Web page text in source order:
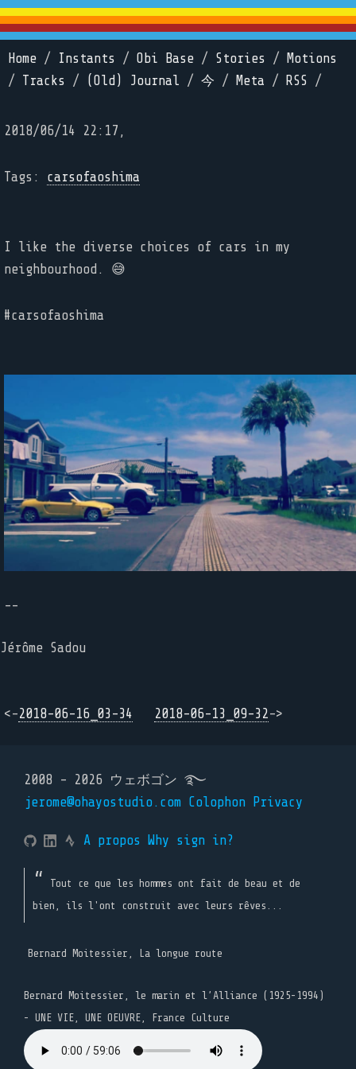
Home / Instants / Obi Base / Stories /
Motions
/ Tracks / (Old) Journal / 今 / Meta / RSS /
2018/06/14 22:17,
Tags: carsofaoshima
I like the diverse choices of cars in my
neighbourhood. 😅
#carsofaoshima
--
Jérôme Sadou
<-2018-06-16_03-34 2018-06-13_09-32->
2008 - 2026 ウェボゴン ࿐
jerome@ohayostudio.com Colophon Privacy
A propos Why sign in?
Tout ce que les hommes ont fait de beau et de
bien, ils l'ont construit avec leurs rêves...
Bernard Moitessier, La longue route
Bernard Moitessier, le marin et l’Alliance (1925-1994)
- UNE VIE, UNE OEUVRE, France Culture